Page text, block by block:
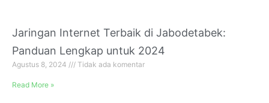
Jaringan Internet Terbaik di Jabodetabek:
Panduan Lengkap untuk 2024
Agustus 8, 2024 Tidak ada komentar
Read More »